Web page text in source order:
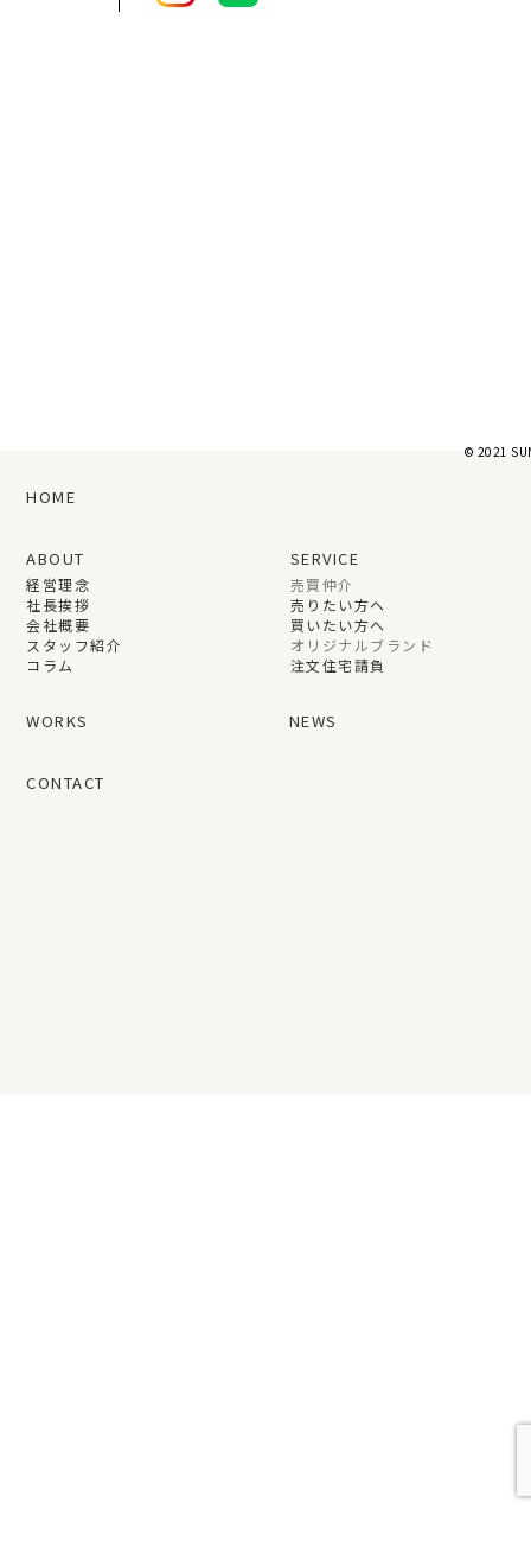
HOME
ABOUT
経営理念
社長挨拶
会社概要
スタッフ紹介
コラム
SERVICE
売買仲介
売りたい方へ
買いたい方へ
オリジナルブランド
注文住宅請負
WORKS NEWS
CONTACT
© 2021